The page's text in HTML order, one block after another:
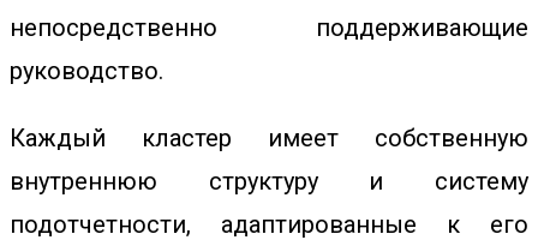
непосредственно поддерживающие
руководство.
Каждый кластер имеет собственную
внутреннюю структуру и систему
подотчетности, адаптированные к его